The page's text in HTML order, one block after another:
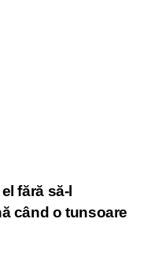
fără să-l
când o tunsoare